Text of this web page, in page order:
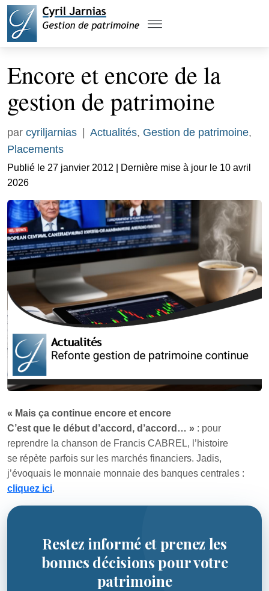
Encore et encore de la
gestion de patrimoine
par cyriljarnias Actualités, Gestion de patrimoine,
Placements
Publié le 27 janvier 2012 | Dernière mise à jour le 10 avril
2026
« Mais ça continue encore et encore
C’est que le début d’accord, d’accord… » : pour
reprendre la chanson de Francis CABREL, l’histoire
se répète parfois sur les marchés financiers. Jadis,
j’évoquais le monnaie monnaie des banques centrales :
cliquez ici.
Restez informé et prenez les
bonnes décisions pour votre
patrimoine